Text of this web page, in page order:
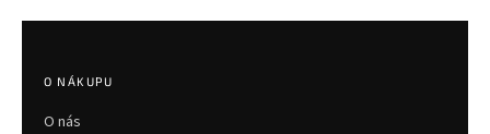
O NÁKUPU
O nás